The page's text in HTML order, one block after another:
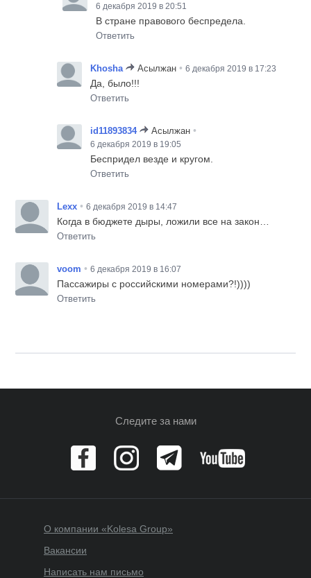
6 декабря 2019 в 20:51
В стране правового беспредела.
Ответить
Khosha Асылжан • 6 декабря 2019 в 17:23
Да, было!!!
Ответить
id11893834 Асылжан •
6 декабря 2019 в 19:05
Беспридел везде и кругом.
Ответить
Lexx • 6 декабря 2019 в 14:47
Когда в бюджете дыры, ложили все на закон…
Ответить
voom • 6 декабря 2019 в 16:07
Пассажиры с российскими номерами?!))))
Ответить
Следите за нами
О компании «Kolesa Group»
Вакансии
Написать нам письмо